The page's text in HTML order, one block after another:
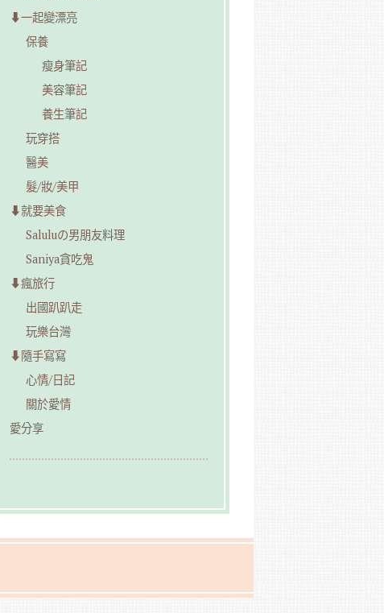
⬇︎一起變漂亮
保養
瘦身筆記
美容筆記
養生筆記
玩穿搭
醫美
髮/妝/美甲
⬇︎就要美食
Saluluの男朋友料理
Saniya貪吃鬼
⬇︎瘋旅行
出國趴趴走
玩樂台灣
⬇︎隨手寫寫
心情/日記
關於愛情
愛分享